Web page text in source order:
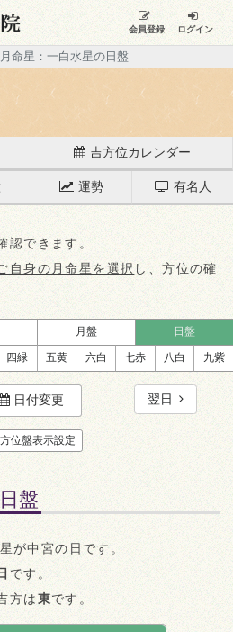
会員登録 ログイン
命星：一白水星の日盤
吉方位カレンダー
運勢 有名人
認できます。
自身の月命星を選択 し、方位の確
月盤 日盤
四緑 五黄 六白 七赤 八白 九紫
日付変更 翌日
方位盤表示設定
盤
が中宮の日です。
です。
方は東です。